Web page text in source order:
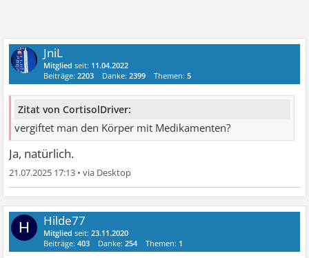
JniL
Mitglied seit: 11.04.2022
Beiträge:2203 Danke:2399 Themen:5
Zitat von CortisolDriver:
vergiftet man den Körper mit Medikamenten?
Ja, natürlich.
21.07.2025 17:13 •
H Hilde77
Mitglied seit:23.11.2020
Beiträge:403 Danke:254 Themen: 1